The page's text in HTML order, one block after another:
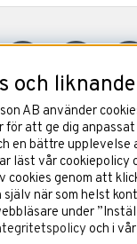
Copyright TH
och
AB använder
för att ge dig
en bättre upplevelse
läst vår cookiepolicy
cookies genom att
själv när som helst
under
och i vår